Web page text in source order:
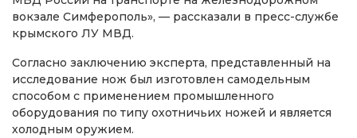
вокзале Симферополь», — рассказали в пресс-службе
крымского ЛУ МВД.
Согласно заключению эксперта, представленный на
исследование нож был изготовлен самодельным
способом с применением промышленного
оборудования по типу охотничьих ножей и является
холодным оружием.